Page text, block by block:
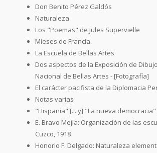
Don Benito Pérez Galdós
Naturaleza
Los "Poemas" de Jules Supervielle
Mieses de Francia
La Escuela de Bellas Artes
Dos aspectos de la Exposición de
Nacional de Bellas Artes - [Fotografía]
El carácter pacifista de la Diplomacia
Notas varias
"Hispania" [... y] "La nueva democracia"
E. Bravo Mejia: Organización de las
Cuzco, 1918
Honorio F. Delgado: Naturaleza